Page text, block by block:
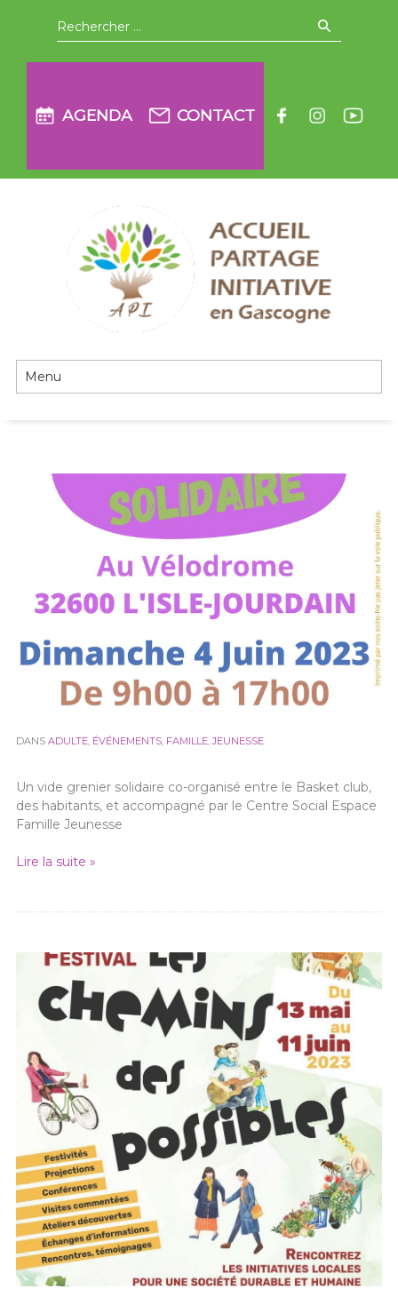
navigation
Recherche
pour
AGENDA CONTACT
Passer
au
DANS ADULTE, ÉVÉNEMENTS, FAMILLE,JEUNESSE
Un vide grenier solidaire co-organisé entre le Basket club,
des habitants, et accompagné par le Centre Social Espace
Famille Jeunesse
Lire la suite »